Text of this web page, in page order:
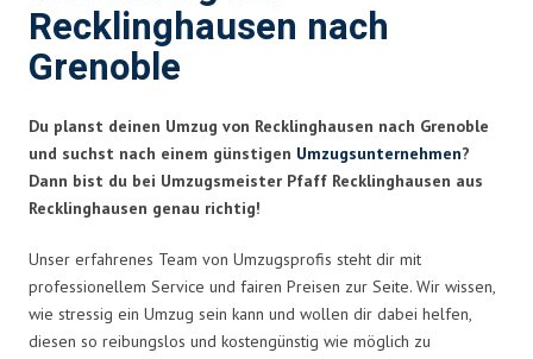
Recklinghausen nach
Grenoble
Du planst deinen Umzug von Recklinghausen nach Grenoble
und suchst nach einem günstigen Umzugsunternehmen?
Dann bist du bei Umzugsmeister Pfaff Recklinghausen aus
Recklinghausen genau richtig!
Unser erfahrenes Team von Umzugsprofis steht dir mit
professionellem Service und fairen Preisen zur Seite. Wir wissen,
wie stressig ein Umzug sein kann und wollen dir dabei helfen,
diesen so reibungslos und kostengünstig wie möglich zu